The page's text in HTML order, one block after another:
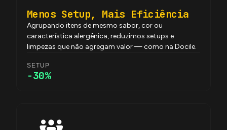
Menos Setup, Mais Eficiência
Agrupando itens de mesmo sabor, cor ou
característica alergênica, reduzimos setups e
limpezas que não agregam valor — como na Docile.
SETUP
-30%